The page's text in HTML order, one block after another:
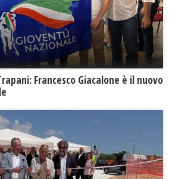
Francesco Giacalone è il nuovo